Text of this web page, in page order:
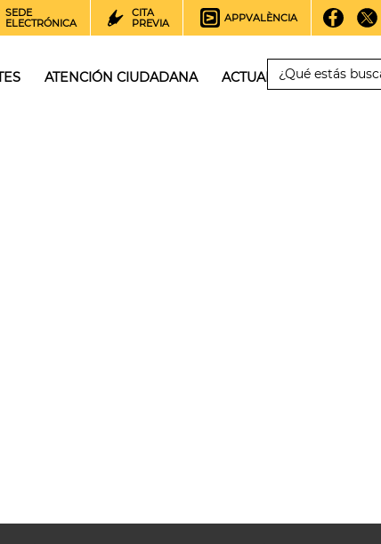
SEDE
ELECTRÓNICA
CITA
PREVIA
APPVALÈNCIA
ATENCIÓN CIUDADANA ACTUALIDAD